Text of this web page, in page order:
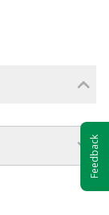
Feedback